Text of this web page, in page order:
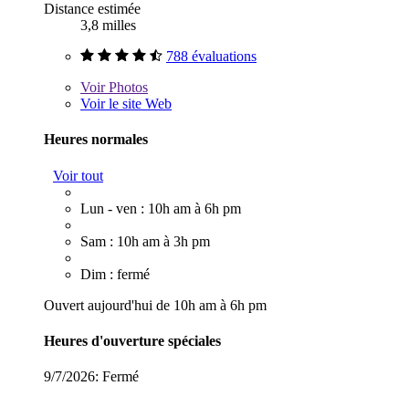
Distance estimée
3,8 milles
788 évaluations
VoirPhotos
Voir le site Web
Heures normales
Voir tout
Lun - ven : 10h am à 6h pm
Sam : 10h am à 3h pm
Dim : fermé
Ouvert aujourd'hui de 10h am à 6h pm
Heures d'ouverture spéciales
9/7/2026: Fermé